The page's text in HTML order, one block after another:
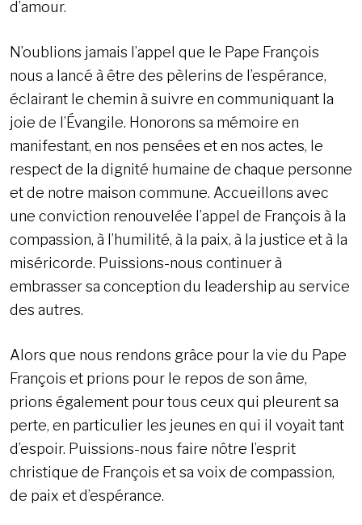
d’amour.
N’oublions jamais l’appel que le Pape François
nous a lancé à être des pèlerins de l’espérance,
éclairant le chemin à suivre en communiquant la
joie de l’Évangile. Honorons sa mémoire en
manifestant, en nos pensées et en nos actes, le
respect de la dignité humaine de chaque personne
et de notre maison commune. Accueillons avec
une conviction renouvelée l’appel de François à la
compassion, à l’humilité, à la paix, à la justice et à la
miséricorde. Puissions-nous continuer à
embrasser sa conception du leadership au service
des autres.
Alors que nous rendons grâce pour la vie du Pape
François et prions pour le repos de son âme,
prions également pour tous ceux qui pleurent sa
perte, en particulier les jeunes en qui il voyait tant
d’espoir. Puissions-nous faire nôtre l’esprit
christique de François et sa voix de compassion,
de paix et d’espérance.